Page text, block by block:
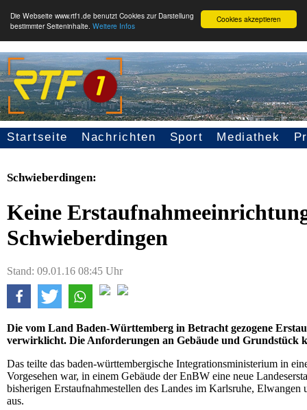
Cookies akzeptieren
Die Webseite www.rtf1.de benutzt Cookies zur Darstellung
bestimmter Seiteninhalte. Weitere Infos
Seitennavigation
Startseite Nachrichten Sport Mediathek
Schwieberdingen:
Keine
Schwieberdingen
Stand: 09.01.16 08:45 Uhr
Die vom Land Baden-Württemberg in Betracht gezogene
verwirklicht. Die Anforderungen an Gebäude und Grundstück
Das teilte das baden-württembergische Integrationsministerium in
Vorgesehen war, in einem Gebäude der EnBW eine neue
bisherigen Erstaufnahmestellen des Landes im Karlsruhe,
aus.